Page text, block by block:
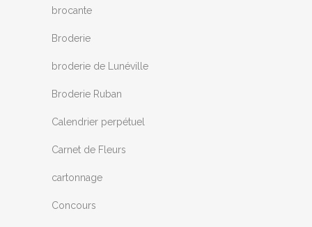
brocante
Broderie
broderie de Lunéville
Broderie Ruban
Calendrier perpétuel
Carnet de Fleurs
cartonnage
Concours